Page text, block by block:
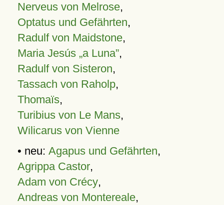
Nerveus von Melrose,
Optatus und Gefährten,
Radulf von Maidstone,
Maria Jesús „a Luna”,
Radulf von Sisteron,
Tassach von Raholp,
Thomaïs,
Turibius von Le Mans,
Wilicarus von Vienne
• neu: Agapus und Gefährten,
Agrippa Castor,
Adam von Crécy,
Andreas von Montereale,